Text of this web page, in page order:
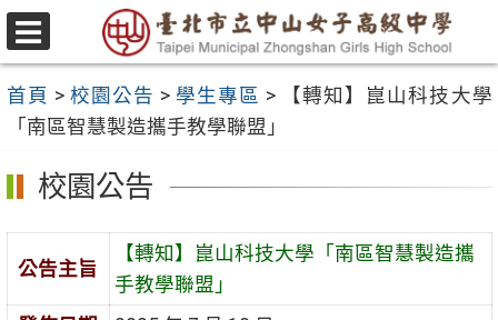
跳
至
要
容
區
選
單
首頁 > 校園公告 > 學生專區 >
【轉知】崑山科技大學
「南區智慧製造攜手教學聯盟」
校園公告
公告主旨
【轉知】崑山科技大學「南區智慧製造攜
手教學聯盟」